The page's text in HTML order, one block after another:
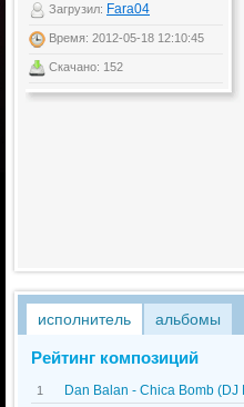
Загрузил: Fara04
Время: 2012-05-18 12:10:45
Скачано: 152
исполнитель альбомы
Рейтинг композиций
1 Dan Balan - Chica Bomb